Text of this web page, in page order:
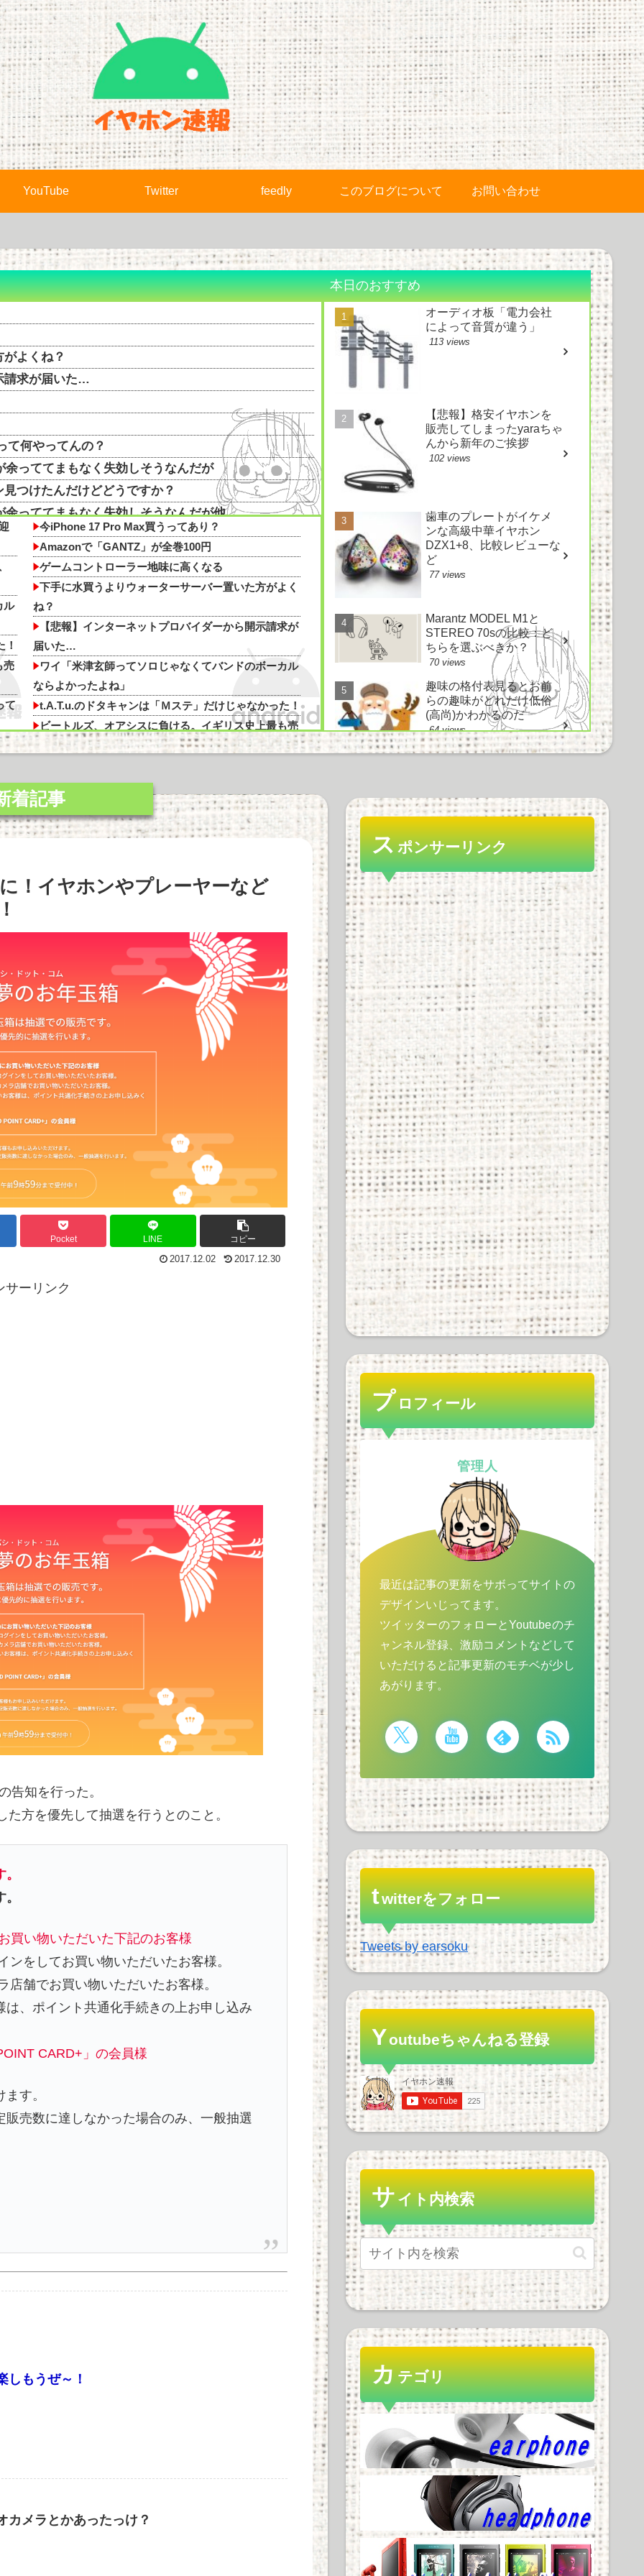
YouTube Twitter feedly このブログについて お問い合わせ
よくね？
請求が届いた…
て何やってんの？
っててまもなく失効しそうなんだが
つけたんだけどどうですか？
っててまもなく失効しそうなんだが他
逃し感が半端ない他
たんだけどどうですか？他
の地」と強調し、世界生産の7割を占め「日本を凌駕
・74歳男性〉物価高で変わった当たり前の食卓
ある？
ル
売
て
ん
今iPhone 17 Pro Max買うってあり？
Amazonで「GANTZ」が全巻100円
ゲームコントローラー地味に高くなる
下手に水買うよりウォーターサーバー置いた方がよく
ね？
【悲報】インターネットプロバイダーから開示請求が
届いた…
ワイ「米津玄師ってソロじゃなくてバンドのボーカル
ならよかったよね」
t.A.T.u.のドタキャンは「Ｍステ」だけじゃなかった！
ビートルズ、オアシスに負ける。イギリス史上最も売
れたスタジオアルバムがOasisの2ndに認定される。
てまもなく失効しそうなんだが他
【AM4】さすがにDDR5へ乗り換えるタイミング逃し
感が半端ない他
Apple vs Microsoftならどっちが強いんや？他
Powered by livedoor 相互RSS
本日のおすすめ
オーディオ板「電力会社
によって音質が違う」
113 views
【悲報】格安イヤホンを
販売してしまったyaraちゃ
んから新年のご挨拶
102 views
歯車のプレートがイケメ
ンな高級中華イヤホン
DZX1+8、比較レビューな
ど
77 views
Marantz MODEL M1と
STEREO 70sの比較：ど
ちらを選ぶべきか？
70 views
趣味の格付表見るとお前
らの趣味がどれだけ低俗
(高尚)かわかるのだ
64 views
ずにヘッドホン使ってド
ヤ顔してる奴ｗｗｗｗｗ
61 views
好きなノベルゲーソング
は？ にわか「鳥の詩」
知ったか「空気力学少女
と～」情弱「Hesitation
snow」
55 views
SHUREのイヤホン買って
シュア掛けしてるやつの
イキってる率は異常ｗｗ
ｗｗｗ
ワイ、ボカロを始めるも
再生数が伸びず号泣
43 views
SHURE製イヤホンの偽物
掴まされたかも。シェル
に刻まれてる番号が左右
で違う奴はもしかし
て・・・
ヘッドホンに拘るヤツの
ゼンハイザー率ｗｗｗｗ
ｗｗｗｗｗ
33 views
どう？あとリケーブルに
30 views
！イヤホンやプレーヤーなど
Pocket LINE コピー
2017.12.02 2017.12.30
サーリンク
告知を行った。
方を優先して抽選を行うとのこと。
買い物いただいた下記のお客様
をしてお買い物いただいたお客様。
舗でお買い物いただいたお客様。
、ポイント共通化手続きの上お申し込み
CARD+」の会員様
す。
売数に達しなかった場合のみ、一般抽選
しもうぜ～！
カメラとかあったっけ？
スポンサーリンク
プロフィール
管理人
最近は記事の更新をサボってサイトの
デザインいじってます。
ツイッターのフォローとYoutubeのチ
ャンネル登録、激励コメントなどして
いただけると記事更新のモチベが少し
あがります。
twitterをフォロー
Tweets by earsoku
Youtubeちゃんねる登録
サイト内検索
カテゴリ